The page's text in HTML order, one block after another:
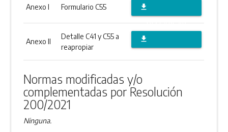
Anexo I Formulario C55 file_download
DESCARGAR
Anexo II
Detalle C41 y C55 a
reapropiar
file_download
Normas modificadas y/o
complementadas por Resolución
200/2021
Ninguna.